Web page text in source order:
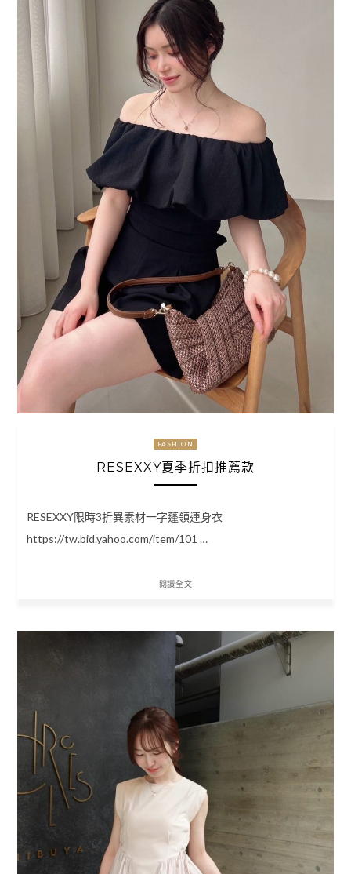
FASHION
RESEXXY夏季折扣推薦款
RESEXXY限時3折異素材一字蓬領連身衣
https://tw.bid.yahoo.com/item/101 …
閱讀全文